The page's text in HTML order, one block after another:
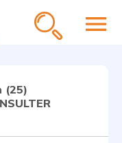
menu
(25)